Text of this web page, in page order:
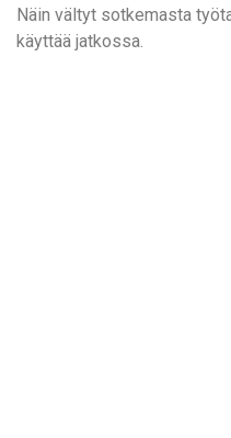
Näin vältyt sotkemasta
käyttää jatkossa.